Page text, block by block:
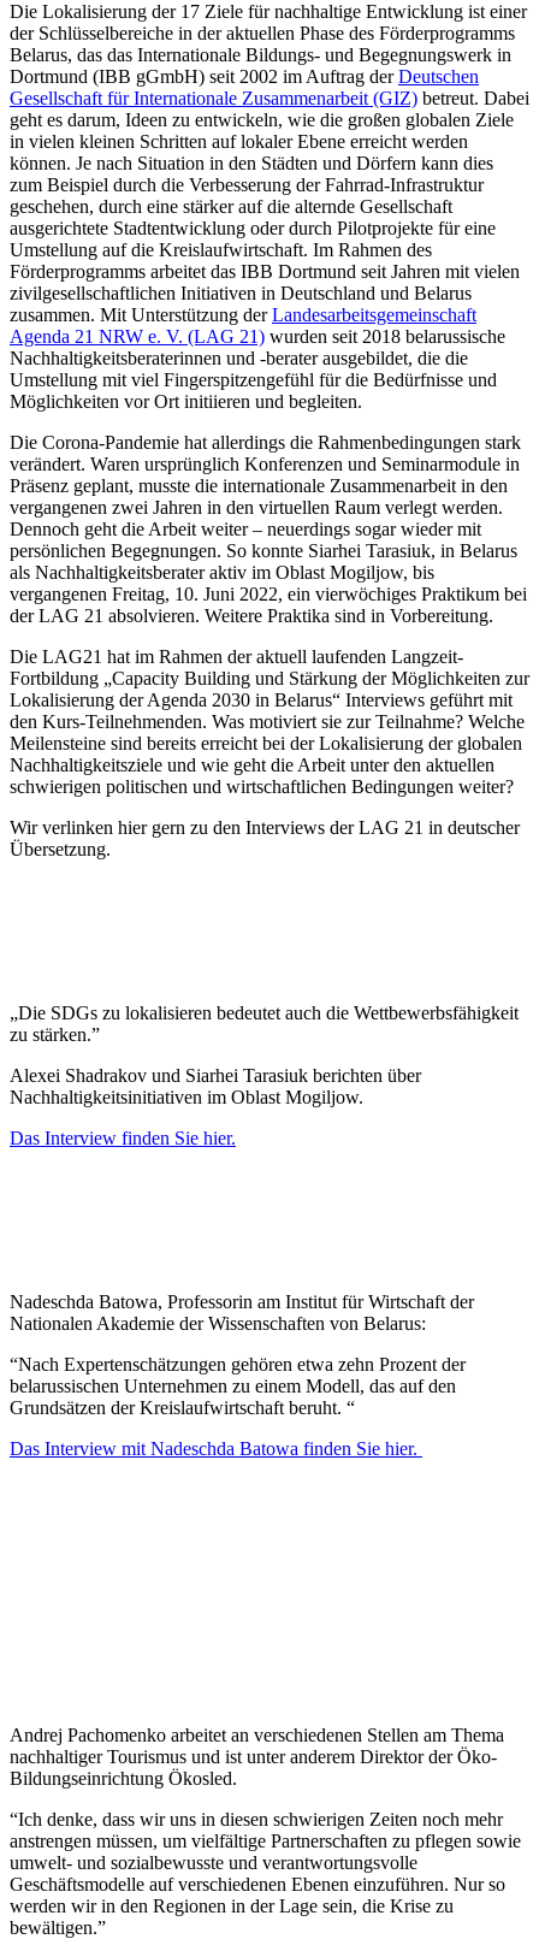
Die Lokalisierung der 17 Ziele für nachhaltige Entwicklung ist einer
der Schlüsselbereiche in der aktuellen Phase des Förderprogramms
Belarus, das das Internationale Bildungs- und Begegnungswerk in
Dortmund (IBB gGmbH) seit 2002 im Auftrag derDeutschen
Gesellschaft für Internationale Zusammenarbeit (GIZ) betreut. Dabei
geht es darum, Ideen zu entwickeln, wie die großen globalen Ziele
in vielen kleinen Schritten auf lokaler Ebene erreicht werden
können. Je nach Situation in den Städten und Dörfern kann dies
zum Beispiel durch die Verbesserung der Fahrrad-Infrastruktur
geschehen, durch eine stärker auf die alternde Gesellschaft
ausgerichtete Stadtentwicklung oder durch Pilotprojekte für eine
Umstellung auf die Kreislaufwirtschaft. Im Rahmen des
Förderprogramms arbeitet das IBB Dortmund seit Jahren mit vielen
zivilgesellschaftlichen Initiativen in Deutschland und Belarus
zusammen. Mit Unterstützung derLandesarbeitsgemeinschaft
Agenda 21 NRW e. V. (LAG 21) wurden seit 2018 belarussische
Nachhaltigkeitsberaterinnen und -berater ausgebildet, die die
Umstellung mit viel Fingerspitzengefühl für die Bedürfnisse und
Möglichkeiten vor Ort initiieren und begleiten.
Die Corona-Pandemie hat allerdings die Rahmenbedingungen stark
verändert. Waren ursprünglich Konferenzen und Seminarmodule in
Präsenz geplant, musste die internationale Zusammenarbeit in den
vergangenen zwei Jahren in den virtuellen Raum verlegt werden.
Dennoch geht die Arbeit weiter – neuerdings sogar wieder mit
persönlichen Begegnungen. So konnte Siarhei Tarasiuk, in Belarus
als Nachhaltigkeitsberater aktiv im Oblast Mogiljow, bis
vergangenen Freitag, 10. Juni 2022, ein vierwöchiges Praktikum bei
der LAG 21 absolvieren. Weitere Praktika sind in Vorbereitung.
Die LAG21 hat im Rahmen der aktuell laufenden Langzeit-
Fortbildung „Capacity Building und Stärkung der Möglichkeiten zur
Lokalisierung der Agenda 2030 in Belarus“ Interviews geführt mit
den Kurs-Teilnehmenden. Was motiviert sie zur Teilnahme? Welche
Meilensteine sind bereits erreicht bei der Lokalisierung der globalen
Nachhaltigkeitsziele und wie geht die Arbeit unter den aktuellen
schwierigen politischen und wirtschaftlichen Bedingungen weiter?
Wir verlinken hier gern zu den Interviews der LAG 21 in deutscher
Übersetzung.
„Die SDGs zu lokalisieren bedeutet auch die Wettbewerbsfähigkeit
zu stärken.”
Alexei Shadrakov und Siarhei Tarasiuk berichten über
Nachhaltigkeitsinitiativen im Oblast Mogiljow.
Das Interview finden Sie hier.
Nadeschda Batowa, Professorin am Institut für Wirtschaft der
Nationalen Akademie der Wissenschaften von Belarus:
“Nach Expertenschätzungen gehören etwa zehn Prozent der
belarussischen Unternehmen zu einem Modell, das auf den
Grundsätzen der Kreislaufwirtschaft beruht. “
Das Interview mit Nadeschda Batowa finden Sie hier.
Andrej Pachomenko arbeitet an verschiedenen Stellen am Thema
nachhaltiger Tourismus und ist unter anderem Direktor der Öko-
Bildungseinrichtung Ökosled.
“Ich denke, dass wir uns in diesen schwierigen Zeiten noch mehr
anstrengen müssen, um vielfältige Partnerschaften zu pflegen sowie
umwelt- und sozialbewusste und verantwortungsvolle
Geschäftsmodelle auf verschiedenen Ebenen einzuführen. Nur so
werden wir in den Regionen in der Lage sein, die Krise zu
bewältigen.”